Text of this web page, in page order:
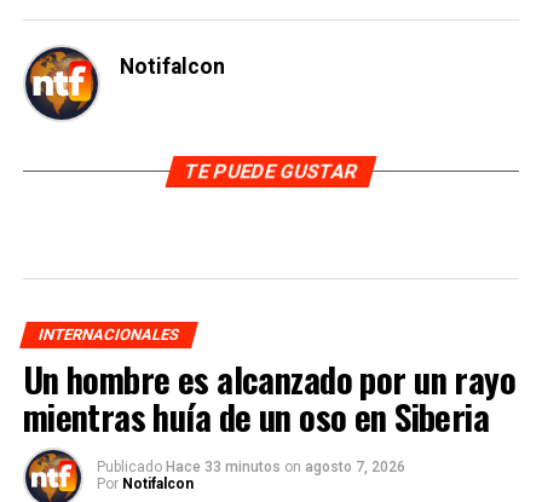
Notifalcon
TE PUEDE GUSTAR
INTERNACIONALES
Un hombre es alcanzado por un rayo
mientras huía de un oso en Siberia
Publicado Hace 33 minutos on agosto 7, 2026
Por Notifalcon